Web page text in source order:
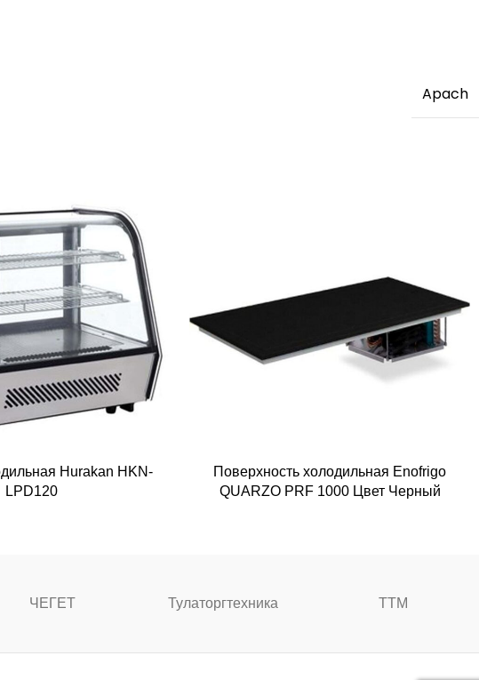
Apach
Hurakan HKN-
LPD120
Поверхность холодильная Enofrigo
QUARZO PRF 1000 Цвет Черный
ЧЕГЕТ Тулаторгтехника ТТМ